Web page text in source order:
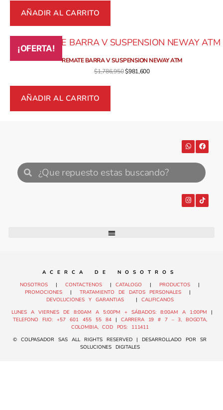
AÑADIR AL CARRITO
¡OFERTA!
REMATE BARRA V SUSPENSION NEWAY ATM
$1,786,950$981,600
AÑADIR AL CARRITO
A C E R C A D E N O S O T R O S
NOSOTROS |CONTACTENOS |CATALOGO |PRODUCTOS |
PROMOCIONES |TRATAMIENTO DE DATOS PERSONALES |
DEVOLUCIONES Y GARANTIAS
| CALIFICANOS
LUNES A VIERNES DE 8:00AM A 5:00PM + SÁBADOS: 8:00AM A 1:00PM |
TELEFONO FIJO: +57 601 455 55 84| CARRERA 19 # 7 – 3, BOGOTA,
COLOMBIA, COD POS: 111411
© COLPASADOR SAS ALL RIGHTS RESERVED | DESARROLLADO POR SR
SOLUCIONES DIGITALES